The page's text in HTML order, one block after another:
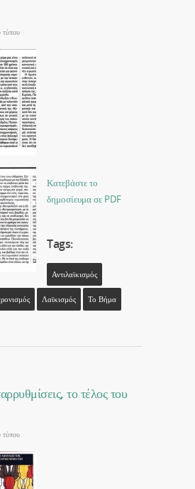
τύπου
Κατεβάστε το
δημοσίευμα σε PDF
Tags:
Αντιλαϊκισμός
Λαϊκισμός Το Βήμα
το τέλος του
τύπου